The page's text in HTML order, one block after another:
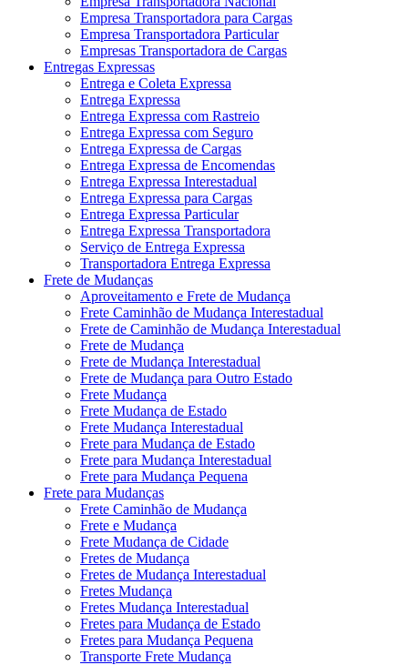
Empresa Transportadora para Cargas
Empresa Transportadora Particular
Empresas Transportadora de Cargas
Entregas Expressas
Entrega e Coleta Expressa
Entrega Expressa
Entrega Expressa com Rastreio
Entrega Expressa com Seguro
Entrega Expressa de Cargas
Entrega Expressa de Encomendas
Entrega Expressa Interestadual
Entrega Expressa para Cargas
Entrega Expressa Particular
Entrega Expressa Transportadora
Serviço de Entrega Expressa
Transportadora Entrega Expressa
Frete de Mudanças
Aproveitamento e Frete de Mudança
Frete Caminhão de Mudança Interestadual
Frete de Caminhão de Mudança Interestadual
Frete de Mudança
Frete de Mudança Interestadual
Frete de Mudança para Outro Estado
Frete Mudança
Frete Mudança de Estado
Frete Mudança Interestadual
Frete para Mudança de Estado
Frete para Mudança Interestadual
Frete para Mudança Pequena
Frete para Mudanças
Frete Caminhão de Mudança
Frete e Mudança
Frete Mudança de Cidade
Fretes de Mudança
Fretes de Mudança Interestadual
Fretes Mudança
Fretes Mudança Interestadual
Fretes para Mudança de Estado
Fretes para Mudança Pequena
Transporte Frete Mudança